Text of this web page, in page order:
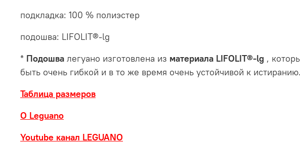
подкладка: 100 % полиэстер
подошва: LIFOLIT®-lg
* Подошва легуано изготовлена ​​из материала LIFOLIT®-lg ,
быть очень гибкой и в то же время очень устойчивой к истиранию.
Таблица размеров
О Leguano
Youtube канал LEGUANO